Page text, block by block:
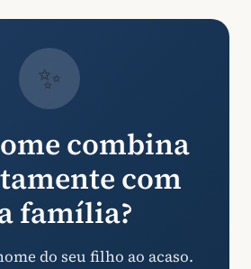
✨
combina
com
família?
do seu filho ao acaso.